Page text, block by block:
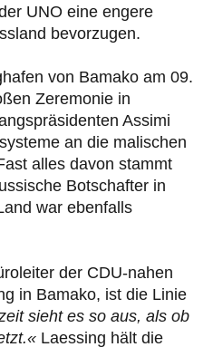
UNO eine engere
bevorzugen.
von Bamako am 09.
Zeremonie in
Assimi
an die malischen
alles davon stammt
Botschafter in
war ebenfalls
der CDU-nahen
in Bamako, ist die Linie
sieht es so aus, als ob
Laessing hält die